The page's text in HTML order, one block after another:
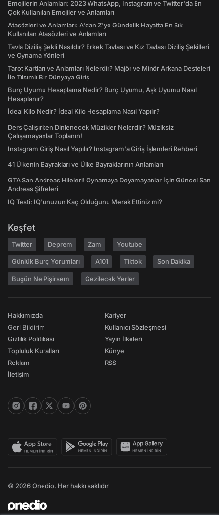
Emojilerin Anlamları: 2023 WhatsApp, Instagram ve Twitter'da En
Çok Kullanılan Emojiler ve Anlamları
Atasözleri ve Anlamları: A'dan Z'ye Gündelik Hayatta En Sık
Kullanılan Atasözleri ve Anlamları
Tavla Diziliş Şekli Nasıldır? Erkek Tavlası ve Kız Tavlası Diziliş Şekilleri
ve Oynama Yönleri
Tarot Kartları ve Anlamları Nelerdir? Majör ve Minör Arkana Desteleri
İle Tılsımlı Bir Dünyaya Giriş
Burç Uyumu Hesaplama Nedir? Burç Uyumu, Aşk Uyumu Nasıl
Hesaplanır?
İdeal Kilo Nedir? İdeal Kilo Hesaplama Nasıl Yapılır?
Ders Çalışırken Dinlenecek Müzikler Nelerdir? Müziksiz
Çalışamayanlar Toplanın!
Instagram Giriş Nasıl Yapılır? Instagram'a Giriş İşlemleri Rehberi
41 Ülkenin Bayrakları ve Ülke Bayraklarının Anlamları
GTA San Andreas Hileleri! Oynamaya Doyamayanlar İçin Güncel San
Andreas Şifreleri
IQ Testi: IQ'unuzun Kaç Olduğunu Merak Ettiniz mi?
Keşfet
Twitter Deprem Zam Youtube
Günlük Burç Yorumları A101 Tiktok Son Dakika
Bugün Ne Pişirsem Gezilecek Yerler
Hakkımızda
Geri Bildirim
Gizlilik Politikası
Topluluk Kuralları
Reklam
İletişim
Kariyer
Kullanıcı Sözleşmesi
Yayın İlkeleri
Künye
RSS
© 2026 Onedio. Her hakkı saklıdır.